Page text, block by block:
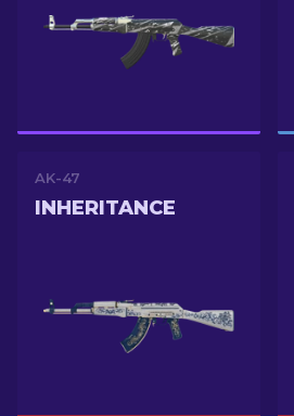
AK-47
INHERITANCE